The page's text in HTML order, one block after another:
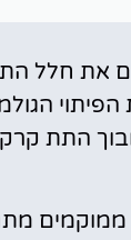
את חלל
התת